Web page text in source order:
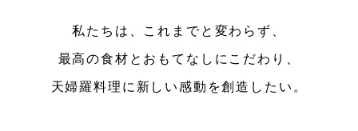
私たちは、これまでと変わらず、
最高の食材とおもてなしにこだわり、
天婦羅料理に新しい感動を創造したい。